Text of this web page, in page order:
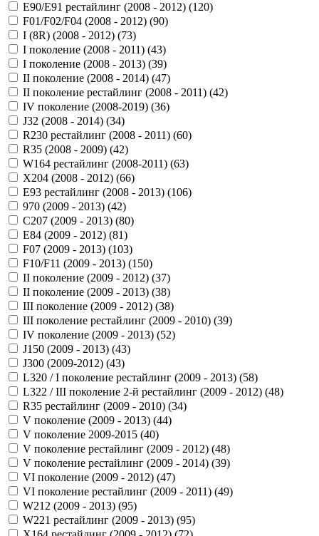
E90/E91 рестайлинг (2008 - 2012) (120)
F01/F02/F04 (2008 - 2012) (90)
I (8R) (2008 - 2012) (73)
I поколение (2008 - 2011) (43)
I поколение (2008 - 2013) (39)
II поколение (2008 - 2014) (47)
II поколение рестайлинг (2008 - 2011) (42)
IV поколение (2008-2019) (36)
J32 (2008 - 2014) (34)
R230 рестайлинг (2008 - 2011) (60)
R35 (2008 - 2009) (42)
W164 рестайлинг (2008-2011) (63)
X204 (2008 - 2012) (66)
Е93 рестайлинг (2008 - 2013) (106)
970 (2009 - 2013) (42)
C207 (2009 - 2013) (80)
E84 (2009 - 2012) (81)
F07 (2009 - 2013) (103)
F10/F11 (2009 - 2013) (150)
II поколение (2009 - 2012) (37)
II поколение (2009 - 2013) (38)
III поколение (2009 - 2012) (38)
III поколение рестайлинг (2009 - 2010) (39)
IV поколение (2009 - 2013) (52)
J150 (2009 - 2013) (43)
J300 (2009-2012) (43)
L320 / I поколение рестайлинг (2009 - 2013) (58)
L322 / III поколение 2-й рестайлинг (2009 - 2012) (48)
R35 рестайлинг (2009 - 2010) (34)
V поколение (2009 - 2013) (44)
V поколение 2009-2015 (40)
V поколение рестайлинг (2009 - 2012) (48)
V поколение рестайлинг (2009 - 2014) (39)
VI поколение (2009 - 2012) (47)
VI поколение рестайлинг (2009 - 2011) (49)
W212 (2009 - 2013) (95)
W221 рестайлинг (2009 - 2013) (95)